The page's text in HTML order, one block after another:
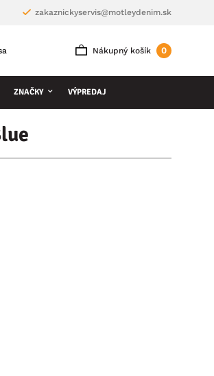
zakaznickyservis@motleydenim.sk
Nákupný košík 0
ZNAČKY VÝPREDAJ